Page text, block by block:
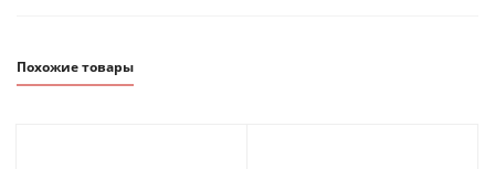
Похожие товары